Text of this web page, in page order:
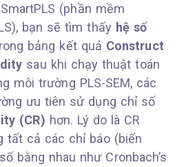
(phần mềm
bạn sẽ tìm thấy hệ số
bảng kết quả Construct
sau khi chạy thuật toán
môi trường PLS-SEM, các
ưu tiên sử dụng chỉ số
(CR) hơn. Lý do là CR
tất cả các chỉ báo (biến
bằng nhau như Cronbach’s